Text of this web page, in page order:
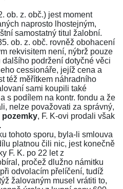
ob. z. obč.) jest moment
naprosto lhostejným,
samostatný titul žalobní.
ob. z. obč. rovněž obohacení
rekvisitem není, nýbrž pouze
podržení dotyčné věci
cessionáře, jejíž cena a
též měřítkem náhradního
sami koupili také
s podílem na kontr. fondu a že
nelze považovati za správný,
pozemky, F. K-ovi prodali však
tohoto sporu, byla-li smlouva
platnou čili nic, jest konečně
F. K. po 22 let z
pročež dlužno námitku
odvolacím přelíčení, tudíž
žalovaným musel vrátiti to,